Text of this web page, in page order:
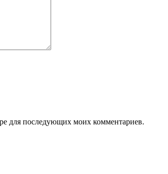
для последующих моих комментариев.